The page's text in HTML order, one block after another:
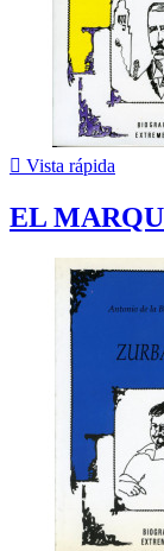
 Vista rápida
EL